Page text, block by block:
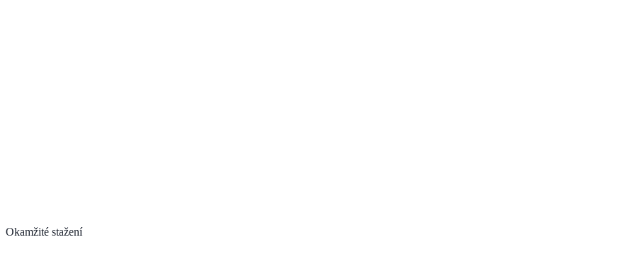
Okamžité stažení